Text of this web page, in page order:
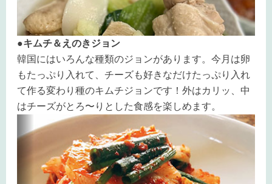
●キムチ＆えのきジョン
韓国にはいろんな種類のジョンがあります。今月は卵
もたっぷり入れて、チーズも好きなだけたっぷり入れ
て作る変わり種のキムチジョンです！外はカリッ、中
はチーズがとろ〜りとした食感を楽しめます。